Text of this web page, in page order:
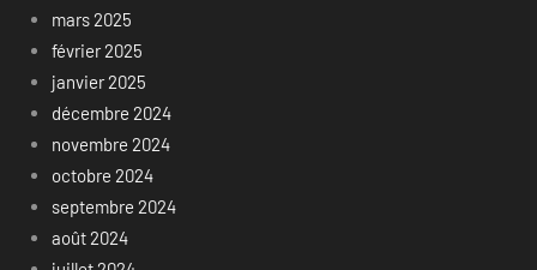
mars 2025
février 2025
janvier 2025
décembre 2024
novembre 2024
octobre 2024
septembre 2024
août 2024